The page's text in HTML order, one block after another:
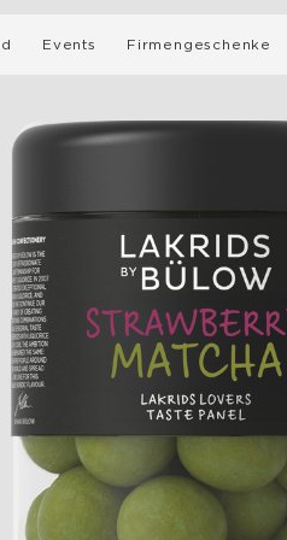
& Sets
Bio-Lakritze
Geschichte
Events
Private
Firmengeschenke